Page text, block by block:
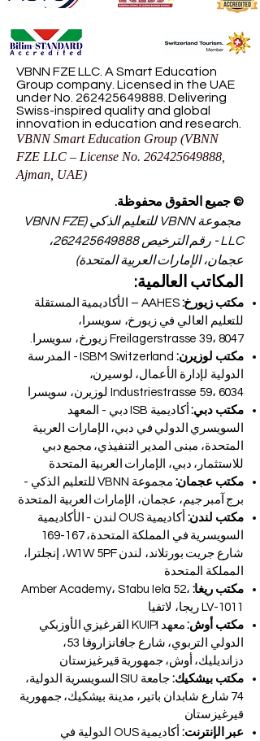
VBNN FZE LLC. A Smart Education
Group company. Licensed in the UAE
under No. 262425649888. Delivering
Swiss-inspired quality and global
innovation in education and research.
VBNN Smart Education Group (VBNN
FZE LLC – License No. 262425649888
Ajman, UAE)
© جميع الحقوق محفوظة.
مجموعة VBNN للتعليم الذكي (VBNN FZE
LLC - رقم الترخيص
262425649888،
عجمان، الإمارات العربية المتحدة)
المكاتب العالمية:
مكتب زيورخ:
AAHES – الأكاديمية المستقلة
للتعليم العالي في زيورخ، سويسرا،
Freilagerstrasse 39، 8047 زيورخ، سويسرا.
مكتب لوزيرن:
ISBM Switzerland - المدرسة
الدولية لإدارة الأعمال، لوسيرن،
Industriestrasse 59، 6034 لوزيرن، سويسرا
مكتب دبي:
أكاديمية ISB دبي - المعهد
السويسري الدولي في دبي، الإمارات العربية
المتحدة، مبنى المدير التنفيذي، مجمع دبي
للاستثمار، دبي، الإمارات العربية المتحدة
مكتب عجمان:
مجموعة VBNN للتعليم الذكي -
برج آمبر جيم، عجمان، الإمارات العربية المتحدة
مكتب لندن:
أكاديمية OUS لندن - الأكاديمية
السويسرية في المملكة المتحدة، 167-169
شارع جريت بورتلاند، لندن W1W 5PF، إنجلترا،
المملكة المتحدة
مكتب ريغا: Amber Academy، Stabu Iela 52،
LV-1011 ريجا، لاتفيا
مكتب أوش:
معهد KUIPI القرغيزي الأوزبكي
الدولي التربوي، شارع جافانزاروفا 53،
دزانديليك، أوش، جمهورية قيرغيزستان
مكتب بيشكيك:
جامعة SIU السويسرية الدولية،
74 شارع شابدان باتير، مدينة بيشكيك، جمهورية
قيرغيزستان
عبر الإنترنت:
أكاديمية OUS الدولية في